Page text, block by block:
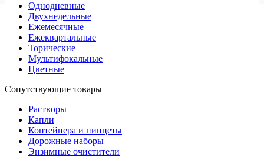
Однодневные
Двухнедельные
Ежемесячные
Ежеквартальные
Торические
Мультифокальные
Цветные
Сопутствующие товары
Растворы
Капли
Контейнера и пинцеты
Дорожные наборы
Энзимные очистители